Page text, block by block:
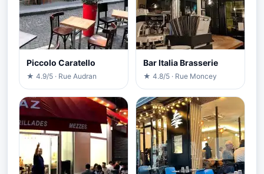
Piccolo Caratello
★ 4.9/5 · Rue Audran
Bar Italia Brasserie
★ 4.8/5 · Rue Moncey